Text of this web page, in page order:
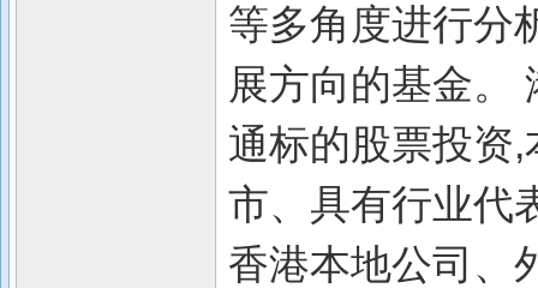
等多角度进行分
展方向的基金。
通标的股票投资
市、具有行业代
香港本地公司、